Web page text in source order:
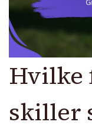
Hvilke
skiller